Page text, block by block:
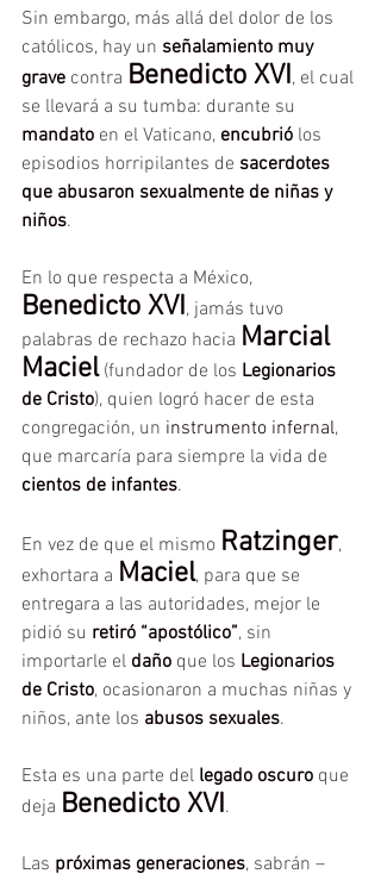
Sin embargo, más allá del dolor de los
católicos, hay un señalamiento muy
grave contra Benedicto XVI, el cual
se llevará a su tumba: durante su
mandato en el Vaticano, encubrió los
episodios horripilantes de sacerdotes
que abusaron sexualmente de niñas y
niños.
En lo que respecta a México,
Benedicto XVI, jamás tuvo
palabras de rechazo hacia Marcial
Maciel (fundador de los Legionarios
de Cristo), quien logró hacer de esta
congregación, un instrumento infernal,
que marcaría para siempre la vida de
cientos de infantes.
En vez de que el mismo Ratzinger,
exhortara a Maciel, para que se
entregara a las autoridades, mejor le
pidió su retiró “apostólico”, sin
importarle el daño que los Legionarios
de Cristo, ocasionaron a muchas niñas y
niños, ante los abusos sexuales.
Esta es una parte del legado oscuro que
deja Benedicto XVI.
Las próximas generaciones, sabrán –